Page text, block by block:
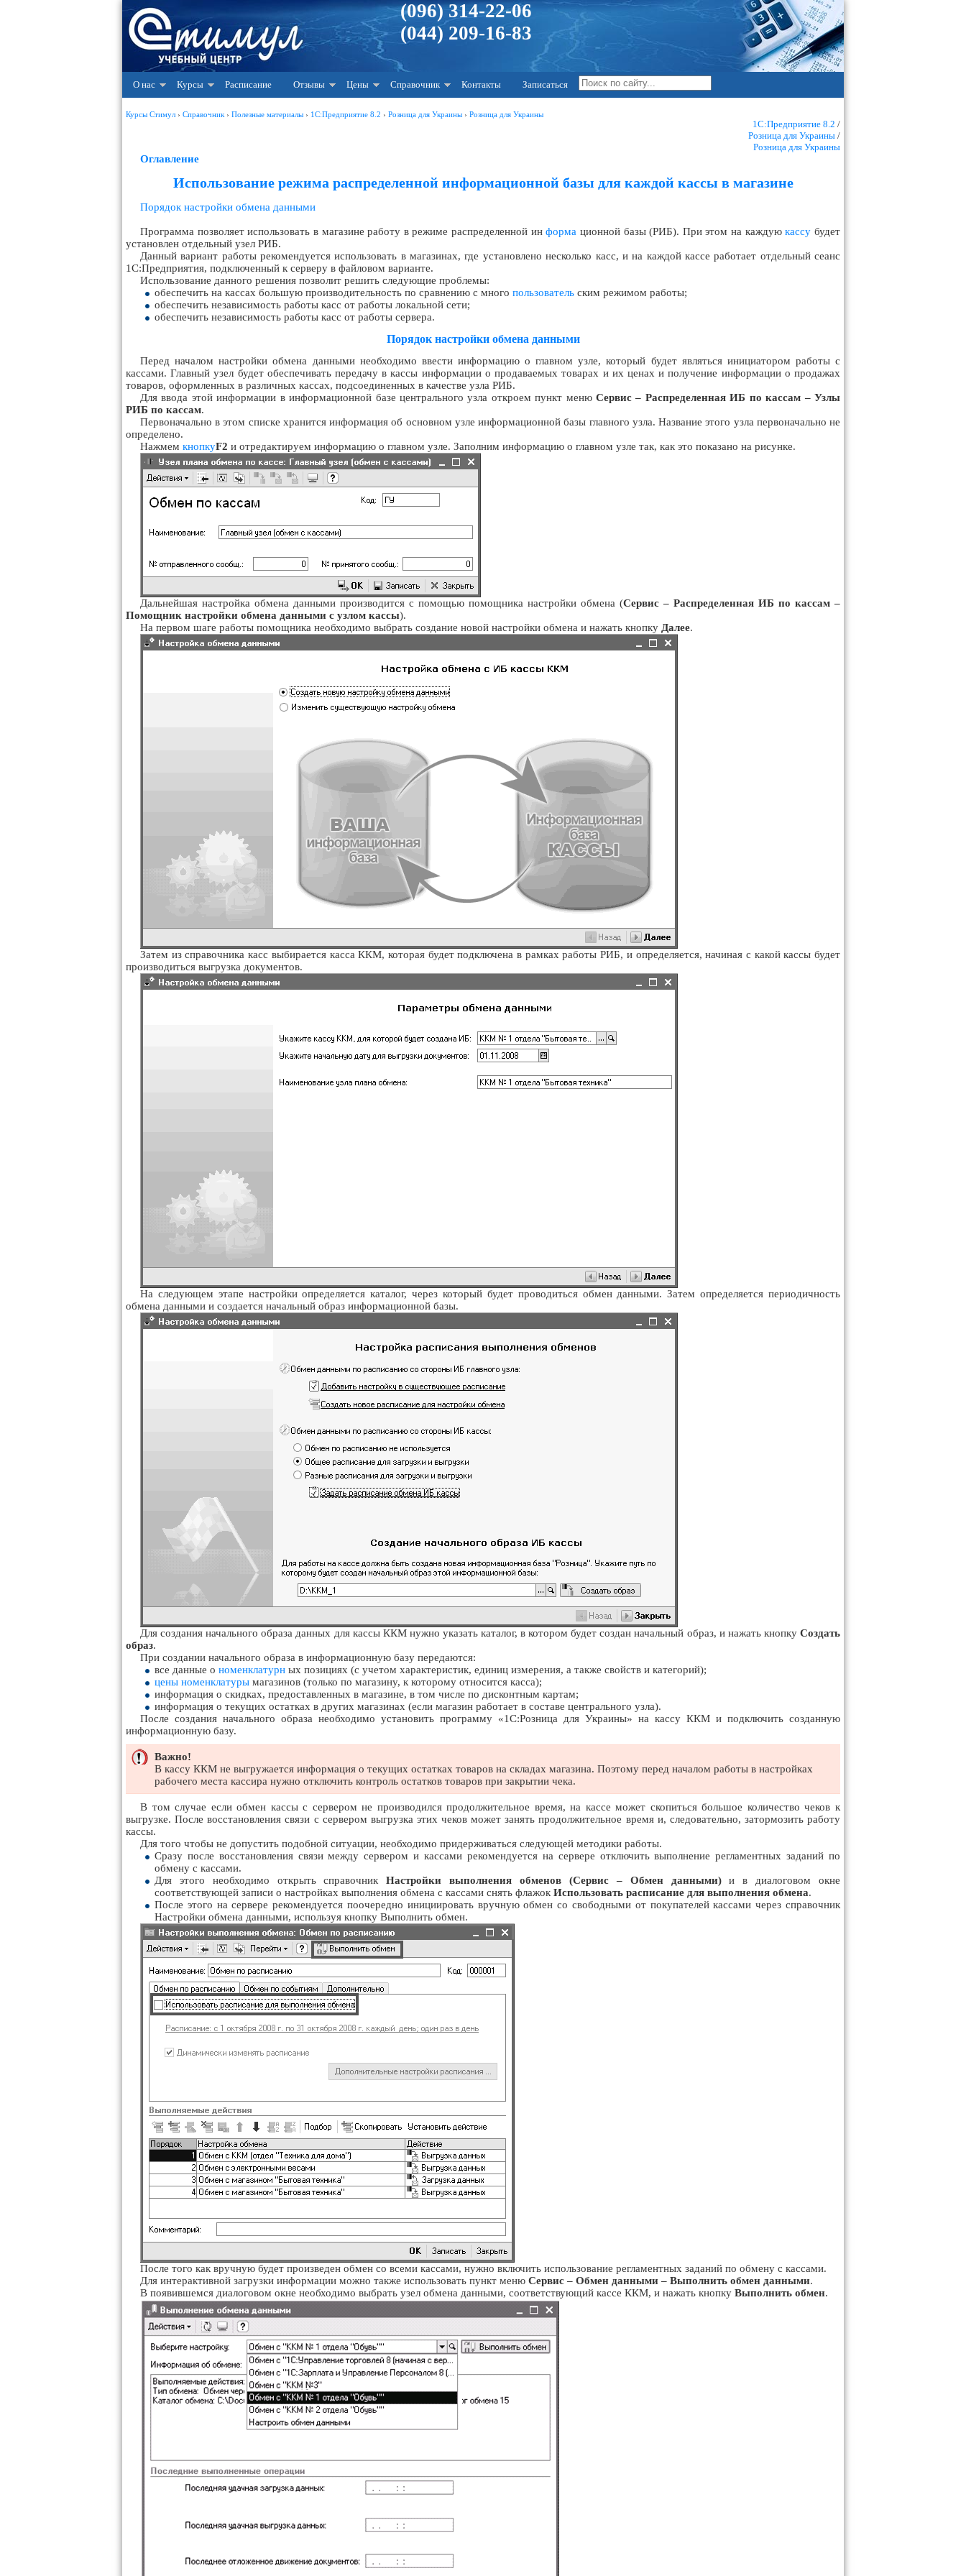
(096) 314-22-06
(044) 209-16-83
О нас Курсы Расписание Отзывы Цены Справочник Контакты Записаться
Курсы Стимул › Справочник › Полезные материалы › 1С:Предприятие 8.2 › Розница для Украины › Розница для Украины
1С:Предприятие 8.2 /
Розница для Украины /
Розница для Украины
Оглавление
Использование режима распределенной информационной базы для каждой кассы в магазине
Порядок настройки обмена данными
Программа позволяет использовать в магазине работу в режиме распределенной информа ционной базы (РИБ). При этом на каждуюкассу будет
установлен отдельный узел РИБ.
Данный вариант работы рекомендуется использовать в магазинах, где установлено несколько касс, и на каждой кассе работает отдельный сеанс
1С:Предприятия, подключенный к серверу в файловом варианте.
Использование данного решения позволит решить следующие проблемы:
обеспечить на кассах большую производительность по сравнению с много пользователь ским режимом работы;
обеспечить независимость работы касс от работы локальной сети;
обеспечить независимость работы касс от работы сервера.
Порядок настройки обмена данными
Перед началом настройки обмена данными необходимо ввести информацию о главном узле, который будет являться инициатором работы с
кассами. Главный узел будет обеспечивать передачу в кассы информации о продаваемых товарах и их ценах и получение информации о продажах
товаров, оформленных в различных кассах, подсоединенных в качестве узла РИБ.
Для ввода этой информации в информационной базе центрального узла откроем пункт менюСервис – Распределенная ИБ по кассам – Узлы
РИБ по кассам.
Первоначально в этом списке хранится информация об основном узле информационной базы главного узла. Название этого узла первоначально не
определено.
Нажмем кнопкуF2 и отредактируем информацию о главном узле. Заполним информацию о главном узле так, как это показано на рисунке.
Дальнейшая настройка обмена данными производится с помощью помощника настройки обмена (Сервис – Распределенная ИБ по кассам –
Помощник настройки обмена данными с узлом кассы).
На первом шаге работы помощника необходимо выбрать создание новой настройки обмена и нажать кнопку Далее.
Затем из справочника касс выбирается касса ККМ, которая будет подключена в рамках работы РИБ, и определяется, начиная с какой кассы будет
производиться выгрузка документов.
На следующем этапе настройки определяется каталог, через который будет проводиться обмен данными. Затем определяется периодичность
обмена данными и создается начальный образ информационной базы.
Для создания начального образа данных для кассы ККМ нужно указать каталог, в котором будет создан начальный образ, и нажать кнопку Создать
образ.
При создании начального образа в информационную базу передаются:
все данные о номенклатурн ых позициях (с учетом характеристик, единиц измерения, а также свойств и категорий);
цены номенклатуры магазинов (только по магазину, к которому относится касса);
информация о скидках, предоставленных в магазине, в том числе по дисконтным картам;
информация о текущих остатках в других магазинах (если магазин работает в составе центрального узла).
После создания начального образа необходимо установить программу «1С:Розница для Украины» на кассу ККМ и подключить созданную
информационную базу.
Важно!
В кассу ККМ не выгружается информация о текущих остатках товаров на складах магазина. Поэтому перед началом работы в настройках
рабочего места кассира нужно отключить контроль остатков товаров при закрытии чека.
В том случае если обмен кассы с сервером не производился продолжительное время, на кассе может скопиться большое количество чеков к
выгрузке. После восстановления связи с сервером выгрузка этих чеков может занять продолжительное время и, следовательно, затормозить работу
кассы.
Для того чтобы не допустить подобной ситуации, необходимо придерживаться следующей методики работы.
Сразу после восстановления связи между сервером и кассами рекомендуется на сервере отключить выполнение регламентных заданий по
обмену с кассами.
Для этого необходимо открыть справочникНастройки выполнения обменов (Сервис – Обмен данными)и в диалоговом окне
соответствующей записи о настройках выполнения обмена с кассами снять флажок Использовать расписание для выполнения обмена.
После этого на сервере рекомендуется поочередно инициировать вручную обмен со свободными от покупателей кассами через справочник
Настройки обмена данными, используя кнопку Выполнить обмен.
После того как вручную будет произведен обмен со всеми кассами, нужно включить использование регламентных заданий по обмену с кассами.
Для интерактивной загрузки информации можно также использовать пункт меню Сервис – Обмен данными – Выполнить обмен данными.
В появившемся диалоговом окне необходимо выбрать узел обмена данными, соответствующий кассе ККМ, и нажать кнопку Выполнить обмен.